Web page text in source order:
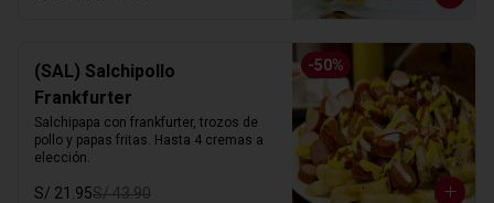
-50%
(SAL) Salchipollo
Frankfurter
Salchipapa con frankfurter, trozos de
pollo y papas fritas. Hasta 4 cremas a
elección.
S/ 21.95S/ 43.90